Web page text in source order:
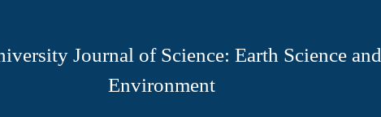
Journal of Science: Earth Science and
Environment